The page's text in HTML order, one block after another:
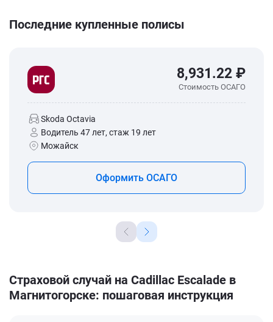
Последние купленные полисы
8,931.22 ₽
Стоимость ОСАГО
Skoda Octavia
Водитель 47 лет, стаж 19 лет
Можайск
Оформить ОСАГО
Страховой случай на Cadillac Escalade в
Магнитогорске: пошаговая инструкция